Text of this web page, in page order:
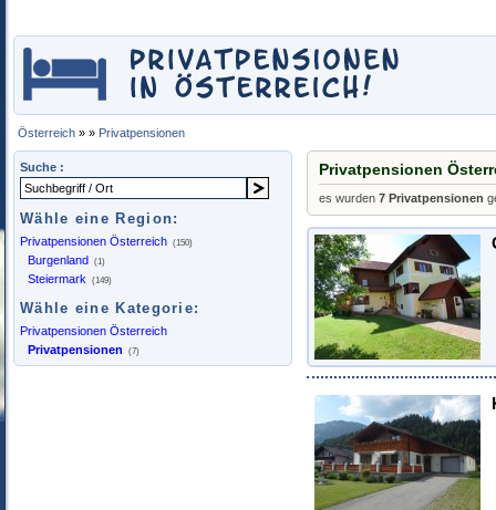
Österreich » » Privatpensionen
Suche :
Wähle eine Region:
Privatpensionen Österreich (150)
Burgenland (1)
Steiermark (149)
Wähle eine Kategorie:
Privatpensionen Österreich
Privatpensionen
(7)
Privatpensionen
es wurden 7 Privatpensionen